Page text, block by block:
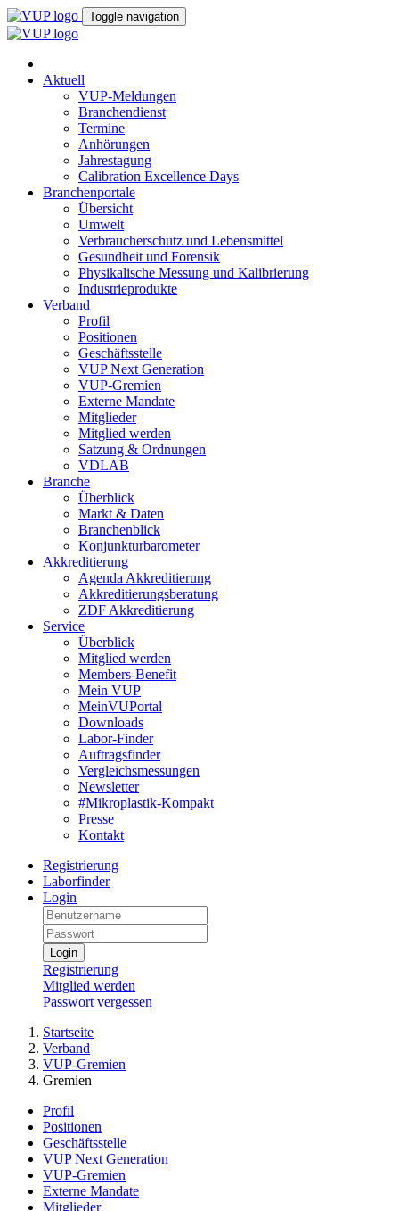
Toggle navigation
Aktuell
VUP-Meldungen
Branchendienst
Termine
Anhörungen
Jahrestagung
Calibration Excellence Days
Branchenportale
Übersicht
Umwelt
Verbraucherschutz und Lebensmittel
Gesundheit und Forensik
Physikalische Messung und Kalibrierung
Industrieprodukte
Verband
Profil
Positionen
Geschäftsstelle
VUP Next Generation
VUP-Gremien
Externe Mandate
Mitglieder
Mitglied werden
Satzung & Ordnungen
VDLAB
Branche
Überblick
Markt & Daten
Branchenblick
Konjunkturbarometer
Akkreditierung
Agenda Akkreditierung
Akkreditierungsberatung
ZDF Akkreditierung
Service
Überblick
Mitglied werden
Members-Benefit
Mein VUP
MeinVUPortal
Downloads
Labor-Finder
Auftragsfinder
Vergleichsmessungen
Newsletter
#Mikroplastik-Kompakt
Presse
Kontakt
Registrierung
Laborfinder
Login
Login
Registrierung
Mitglied werden
Passwort vergessen
Startseite
Verband
VUP-Gremien
Gremien
Profil
Positionen
Geschäftsstelle
VUP Next Generation
VUP-Gremien
Externe Mandate
Mitglieder